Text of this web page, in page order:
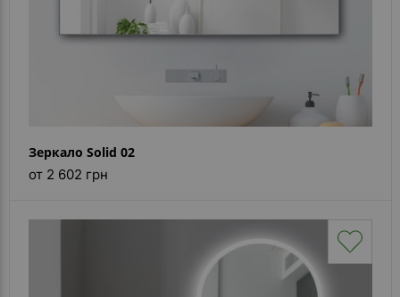
Зеркало Solid 02
от 2 602 грн